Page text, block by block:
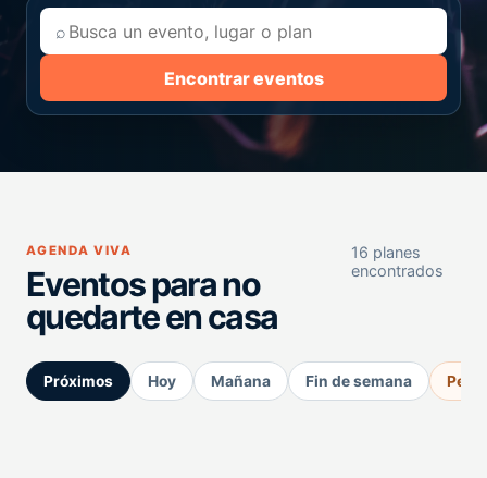
⌕
Encontrar eventos
AGENDA VIVA
Eventos para no
quedarte en casa
16 planes
encontrados
Próximos Hoy Mañana Fin de semana